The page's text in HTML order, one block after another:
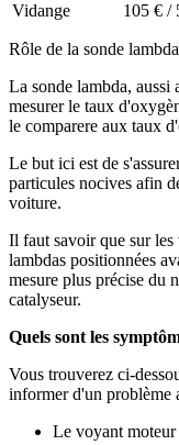
Vidange 105 € /
Rôle de la sonde
La sonde lambda, aussi
mesurer le taux
le comparere aux taux
Le but ici est de
particules nocives afin
voiture.
Il faut savoir que sur les
lambdas positionnées
mesure plus précise du
catalyseur.
Quels sont les
Vous trouverez ci-
informer d'un problème
Le voyant moteur